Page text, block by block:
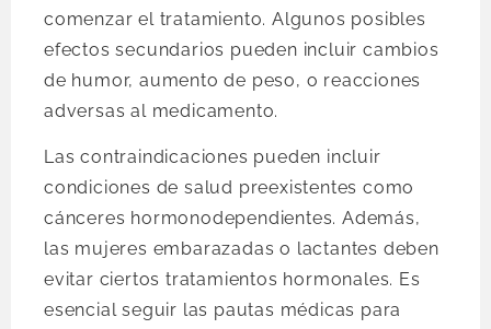
comenzar el tratamiento. Algunos posibles
efectos secundarios pueden incluir cambios
de humor, aumento de peso, o reacciones
adversas al medicamento.
Las contraindicaciones pueden incluir
condiciones de salud preexistentes como
cánceres hormonodependientes. Además,
las mujeres embarazadas o lactantes deben
evitar ciertos tratamientos hormonales. Es
esencial seguir las pautas médicas para